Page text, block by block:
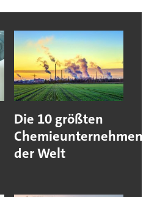
Die 10 größten
Chemieunternehmen
der Welt